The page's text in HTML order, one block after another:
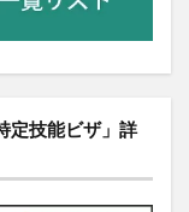
定技能ビザ」詳